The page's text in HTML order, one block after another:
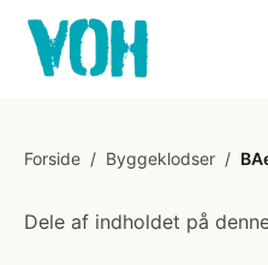
Forside / Byggeklodser /
Dele af indholdet på